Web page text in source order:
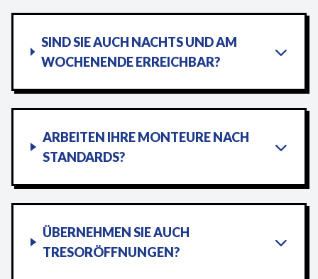
SIND SIE AUCH NACHTS UND AM
WOCHENENDE ERREICHBAR?
ARBEITEN IHRE MONTEURE NACH
STANDARDS?
ÜBERNEHMEN SIE AUCH
TRESORÖFFNUNGEN?